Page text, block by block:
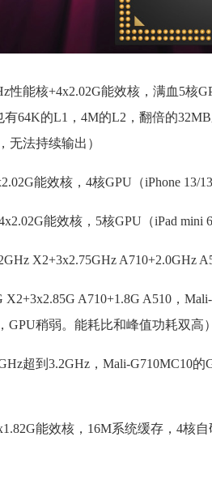
性能核+4x2.02G能效核，满血5核
64K的L1，4M的L2，翻倍的
无法持续输出）
能效核，4核GPU（iPhone 13/
能效核，5核GPU（iPad mini 6
X2+3x2.75GHz A710+2.0GHz
X2+3x2.85G A710+1.8G A510，
GPU稍弱。能耗比和峰值功耗双高）
超到3.2GHz，Mali-G710MC10
能效核，16M系统缓存，4核